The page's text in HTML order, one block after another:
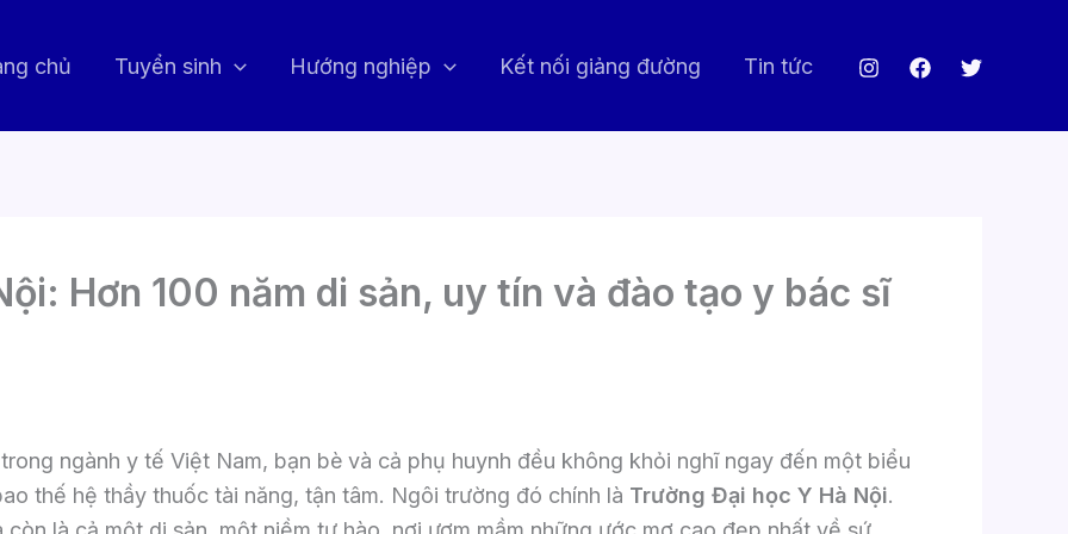
chủ Tuyển sinh Hướng nghiệp Kết nối giảng đường Tin tức
Hơn 100 năm di sản, uy tín và đào tạo y bác sĩ
ngành y tế Việt Nam, bạn bè và cả phụ huynh đều không khỏi nghĩ ngay đến một biểu
thế hệ thầy thuốc tài năng, tận tâm. Ngôi trường đó chính là Trường Đại học Y Hà Nội.